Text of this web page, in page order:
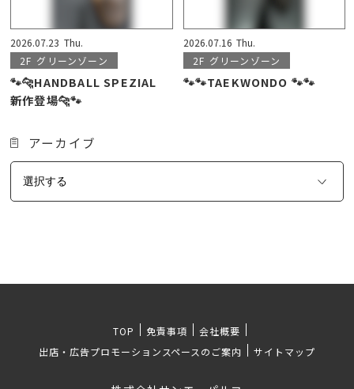
2026.07.23 Thu.
2F グリーンゾーン
🐾🐆HANDBALL SPEZIAL
新作登場🐆🐾
2026.07.16 Thu.
2F グリーンゾーン
🐾🐾TAEKWONDO 🐾🐾
アーカイブ
TOP 免責事項
会社概要
出店・広告プロモーションスペースのご案内
サイトマップ